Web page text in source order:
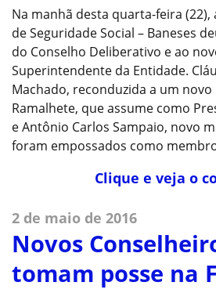
Na manhã desta quarta-feira (22),
de Seguridade Social – Baneses
do Conselho Deliberativo e ao
Superintendente da Entidade.
Machado, reconduzida a um
Ramalhete, que assume como
e Antônio Carlos Sampaio, novo
foram empossados como
Clique e veja o
2 de maio de 2016
Novos
tomam posse na